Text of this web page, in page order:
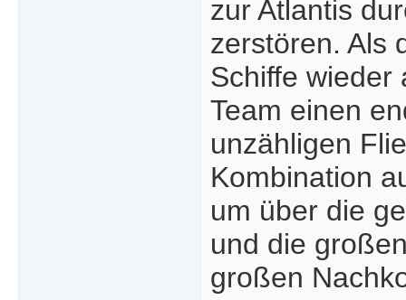
zur Atlantis
zerstören. Als
Schiffe wieder
Team einen
unzähligen
Kombination
um über die
und die
großen